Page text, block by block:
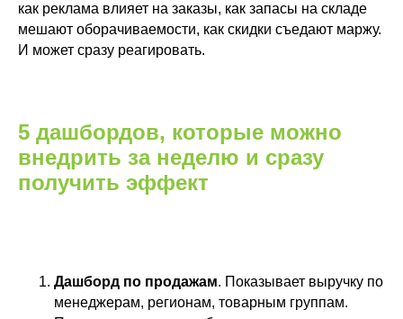
как реклама влияет на заказы, как запасы на складе
мешают оборачиваемости, как скидки съедают маржу.
И может сразу реагировать.
5 дашбордов, которые можно
внедрить за неделю и сразу
получить эффект
Дашборд по продажам. Показывает выручку по
менеджерам, регионам, товарным группам.